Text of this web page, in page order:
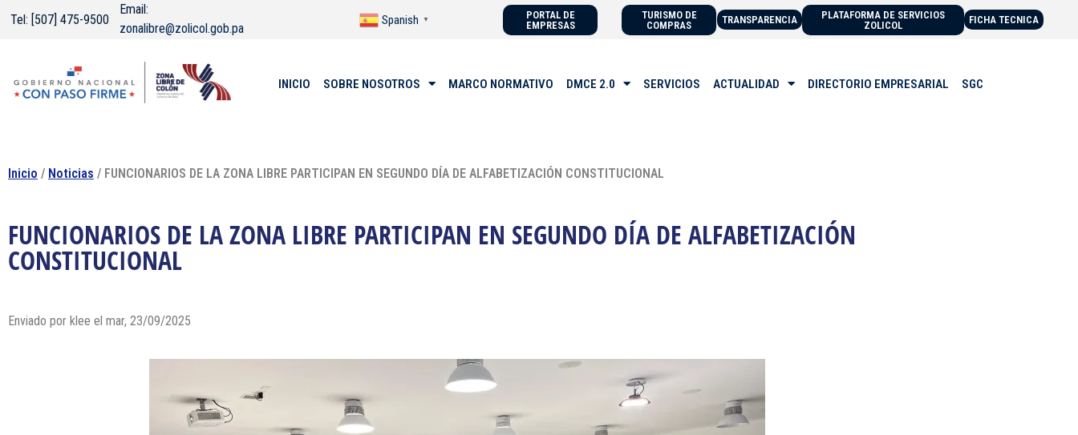
Tel: [507] 475-9500
Email:
zonalibre@zolicol.gob.pa
Spanish ▼
PORTAL DE
EMPRESAS
TURISMO DE
COMPRAS
TRANSPARENCIA
PLATAFORMA DE SERVICIOS
ZOLICOL
FICHA TECNICA
INICIO SOBRE NOSOTROS MARCO NORMATIVO DMCE 2.0 SERVICIOS ACTUALIDAD DIRECTORIO EMPRESARIAL SGC
Inicio / Noticias / FUNCIONARIOS DE LA ZONA LIBRE PARTICIPAN EN SEGUNDO DÍA DE ALFABETIZACIÓN CONSTITUCIONAL
FUNCIONARIOS DE LA ZONA LIBRE PARTICIPAN EN SEGUNDO DÍA DE ALFABETIZACIÓN
CONSTITUCIONAL
Enviado por klee el mar, 23/09/2025